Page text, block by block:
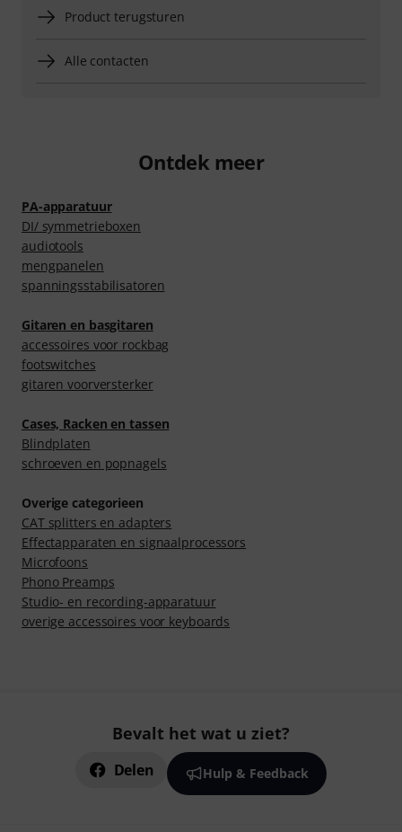
Product terugsturen
Alle contacten
Ontdek meer
PA-apparatuur
DI/ symmetrieboxen
audiotools
mengpanelen
spanningsstabilisatoren
Gitaren en basgitaren
accessoires voor rockbag
footswitches
gitaren voorversterker
Cases, Racken en tassen
Blindplaten
schroeven en popnagels
Overige categorieen
CAT splitters en adapters
Effectapparaten en signaalprocessors
Microfoons
Phono Preamps
Studio- en recording-apparatuur
overige accessoires voor keyboards
Bevalt het wat u ziet?
Delen Hulp & Feedback